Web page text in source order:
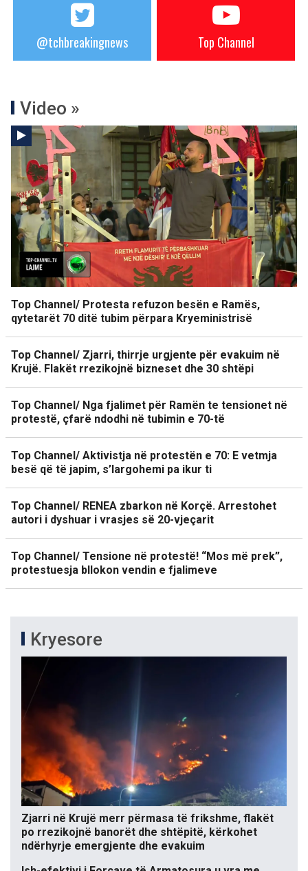
@tchbreakingnews Top Channel
Video »
Top Channel/ Protesta refuzon besën e Ramës,
qytetarët 70 ditë tubim përpara Kryeministrisë
Top Channel/ Zjarri, thirrje urgjente për evakuim në
Krujë. Flakët rrezikojnë bizneset dhe 30 shtëpi
Top Channel/ Nga fjalimet për Ramën te tensionet në
protestë, çfarë ndodhi në tubimin e 70-të
Top Channel/ Aktivistja në protestën e 70: E vetmja
besë që të japim, s’largohemi pa ikur ti
Top Channel/ RENEA zbarkon në Korçë. Arrestohet
autori i dyshuar i vrasjes së 20-vjeçarit
Top Channel/ Tensione në protestë! “Mos më prek”,
protestuesja bllokon vendin e fjalimeve
Kryesore
Zjarri në Krujë merr përmasa të frikshme, flakët
po rrezikojnë banorët dhe shtëpitë, kërkohet
ndërhyrje emergjente dhe evakuim